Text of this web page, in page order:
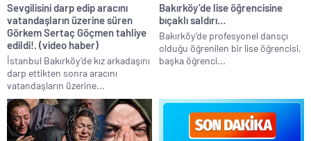
Sevgilisini darp edip aracını
vatandaşların üzerine süren
Görkem Sertaç Göçmen tahliye
edildi!. (video haber)
İstanbul Bakırköy’de kız arkadaşını
darp ettikten sonra aracını
vatandaşların üzerine...
Bakırköy’de lise öğrencisine
bıçaklı saldırı…
Bakırköy’de profesyonel dansçı
olduğu öğrenilen bir lise öğrencisi,
başka öğrenci...